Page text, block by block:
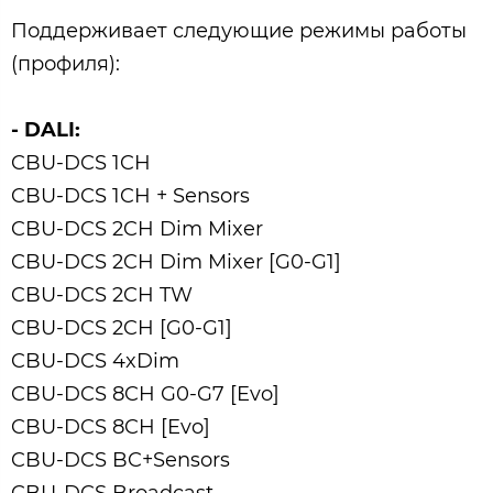
Поддерживает следующие режимы работы
(профиля):
- DALI:
CBU-DCS 1CH
CBU-DCS 1CH + Sensors
CBU-DCS 2CH Dim Mixer
CBU-DCS 2CH Dim Mixer [G0-G1]
CBU-DCS 2CH TW
CBU-DCS 2CH [G0-G1]
CBU-DCS 4xDim
CBU-DCS 8CH G0-G7 [Evo]
CBU-DCS 8CH [Evo]
CBU-DCS BC+Sensors